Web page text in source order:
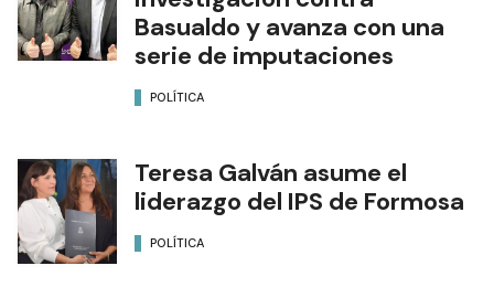
Basualdo y avanza con una
serie de imputaciones
POLÍTICA
Teresa Galván asume el
liderazgo del IPS de Formosa
POLÍTICA